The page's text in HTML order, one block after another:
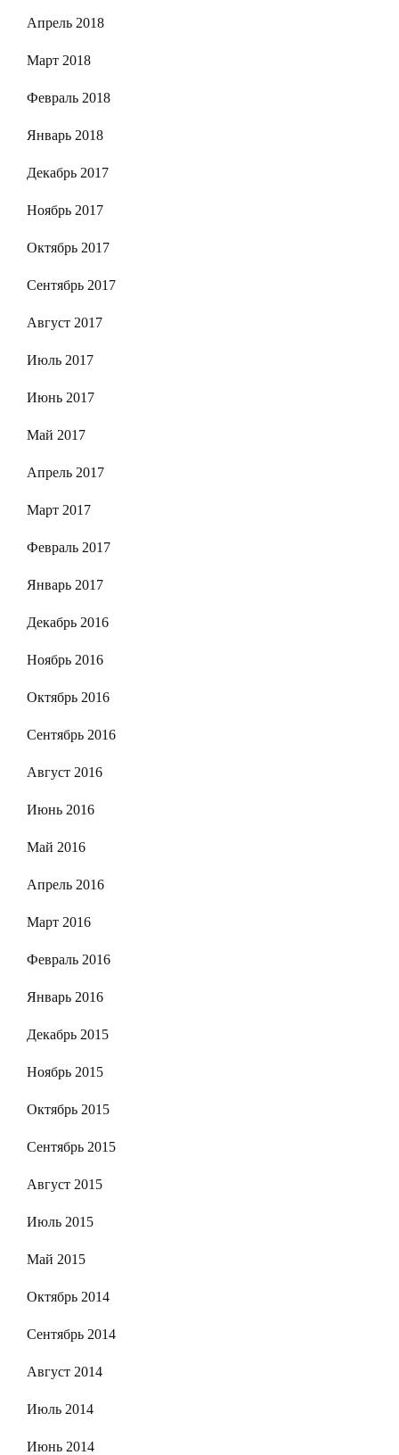
Апрель 2018
Март 2018
Февраль 2018
Январь 2018
Декабрь 2017
Ноябрь 2017
Октябрь 2017
Сентябрь 2017
Август 2017
Июль 2017
Июнь 2017
Май 2017
Апрель 2017
Март 2017
Февраль 2017
Январь 2017
Декабрь 2016
Ноябрь 2016
Октябрь 2016
Сентябрь 2016
Август 2016
Июнь 2016
Май 2016
Апрель 2016
Март 2016
Февраль 2016
Январь 2016
Декабрь 2015
Ноябрь 2015
Октябрь 2015
Сентябрь 2015
Август 2015
Июль 2015
Май 2015
Октябрь 2014
Сентябрь 2014
Август 2014
Июль 2014
Июнь 2014